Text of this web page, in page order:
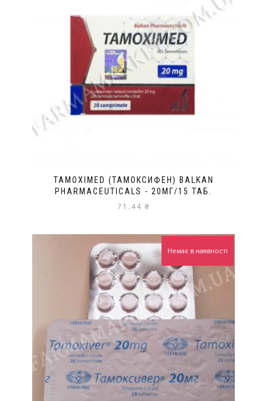
TAMOXIMED (ТАМОКСИФЕН) BALKAN
PHARMACEUTICALS - 20МГ/15 ТАБ.
71.44 ₴
Немає в наявності